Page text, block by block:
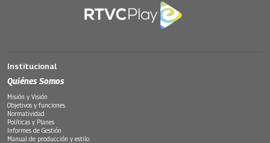
Institucional
Quiénes Somos
Misión y Visión
Objetivos y funciones
Normatividad
Políticas y Planes
Informes de Gestión
Manual de producción y estilo